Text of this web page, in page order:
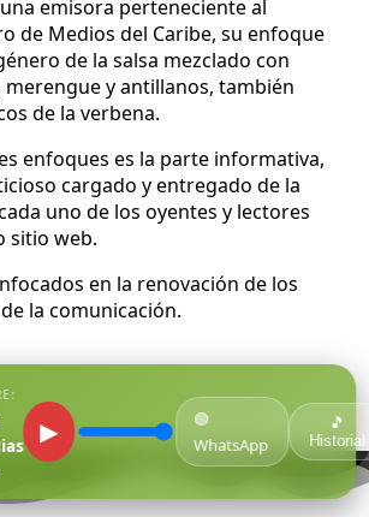
▶
🟢
WhatsApp
🎵
Historial
emisora perteneciente al
de Medios del Caribe, su enfoque
de la salsa mezclado con
y antillanos, también
de la verbena.
enfoques es la parte informativa,
cargado y entregado de la
uno de los oyentes y lectores
sitio web.
en la renovación de los
la comunicación.